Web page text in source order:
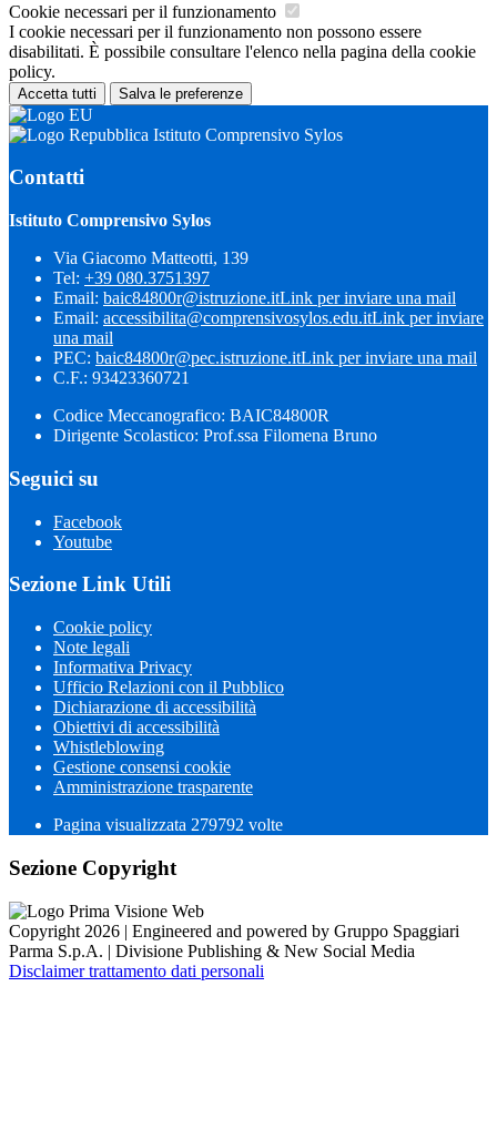
Cookie necessari per il funzionamento
I cookie necessari per il funzionamento non possono essere
disabilitati. È possibile consultare l'elenco nella pagina della cookie
policy.
Accetta tutti Salva le preferenze
Istituto Comprensivo Sylos
Contatti
Istituto Comprensivo Sylos
Via Giacomo Matteotti, 139
Tel: +39 080.3751397
Email: baic84800r@istruzione.itLink per inviare una mail
Email: accessibilita@comprensivosylos.edu.itLink per inviare
una mail
PEC: baic84800r@pec.istruzione.itLink per inviare una mail
C.F.: 93423360721
Codice Meccanografico: BAIC84800R
Dirigente Scolastico: Prof.ssa Filomena Bruno
Seguici su
Facebook
Youtube
Sezione Link Utili
Cookie policy
Note legali
Informativa Privacy
Ufficio Relazioni con il Pubblico
Dichiarazione di accessibilità
Obiettivi di accessibilità
Whistleblowing
Gestione consensi cookie
Amministrazione trasparente
Pagina visualizzata 279792 volte
Sezione Copyright
Copyright 2026 | Engineered and powered by Gruppo Spaggiari
Parma S.p.A. | Divisione Publishing & New Social Media
Disclaimer trattamento dati personali